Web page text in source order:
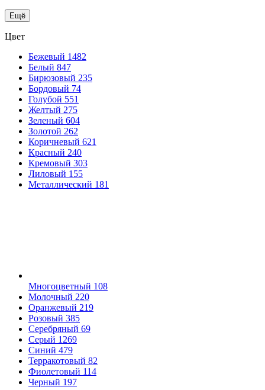
Ещё
Цвет
Бежевый 1482
Белый 847
Бирюзовый 235
Бордовый 74
Голубой 551
Желтый 275
Зеленый 604
Золотой 262
Коричневый 621
Красный 240
Кремовый 303
Лиловый 155
Металлический 181
Многоцветный 108
Молочный 220
Оранжевый 219
Розовый 385
Серебряный 69
Серый 1269
Синий 479
Терракотовый 82
Фиолетовый 114
Черный 197